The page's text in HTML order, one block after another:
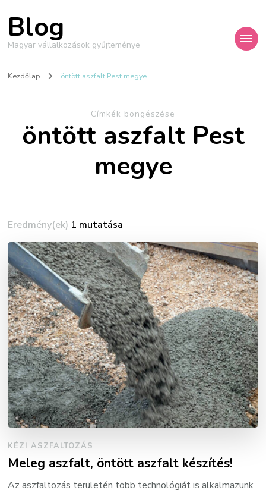
Blog
Magyar vállalkozások gyűjteménye
Kezdőlap öntött aszfalt Pest megye
Címkék böngészése
öntött aszfalt Pest
megye
Eredmény(ek) 1 mutatása
KÉZI ASZFALTOZÁS
Meleg aszfalt, öntött aszfalt készítés!
Az aszfaltozás területén több technológiát is alkalmazunk